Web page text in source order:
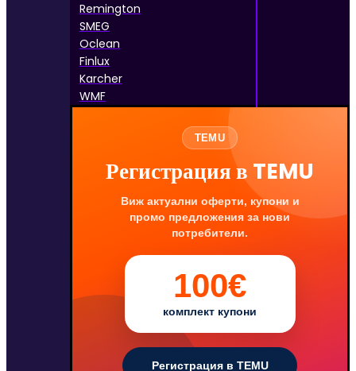
Remington
SMEG
Oclean
Finlux
Karcher
WMF
TEMU
Регистрация в TEMU
Виж актуални оферти, купони и
промо предложения за нови
потребители.
100€
комплект купони
Регистрация в TEMU